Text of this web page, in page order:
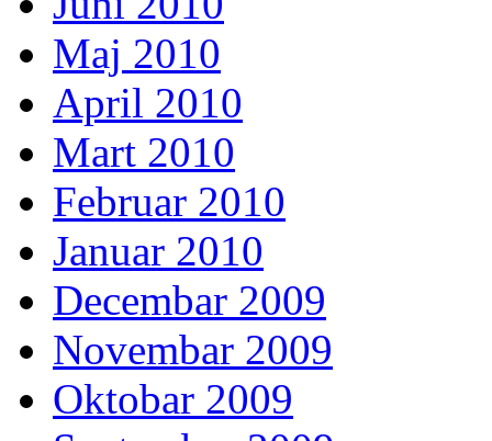
Maj 2010
April 2010
Mart 2010
Februar 2010
Januar 2010
Decembar 2009
Novembar 2009
Oktobar 2009